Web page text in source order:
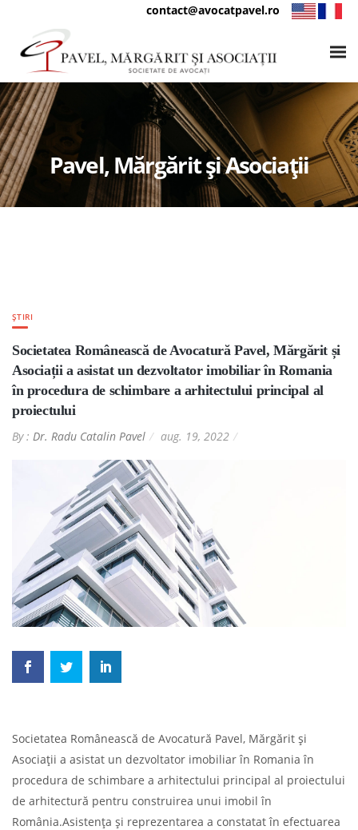
contact@avocatpavel.ro
Pavel, Mărgărit și Asociații
ȘTIRI
Societatea Românească de Avocatură Pavel, Mărgărit și
Asociații a asistat un dezvoltator imobiliar în Romania
în procedura de schimbare a arhitectului principal al
proiectului
By : Dr. Radu Catalin Pavel aug. 19, 2022
Societatea Românească de Avocatură Pavel, Mărgărit și
Asociații a asistat un dezvoltator imobiliar în Romania în
procedura de schimbare a arhitectului principal al proiectului
de arhitectură pentru construirea unui imobil în
România.Asistența și reprezentarea a constatat în efectuarea